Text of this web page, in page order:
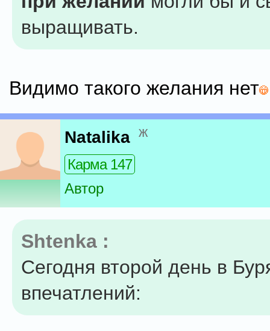
выращивать.
Видимо такого желания нет
Natalika ж
Карма 147
Автор
Shtenka :
Сегодня второй день в
впечатлений: